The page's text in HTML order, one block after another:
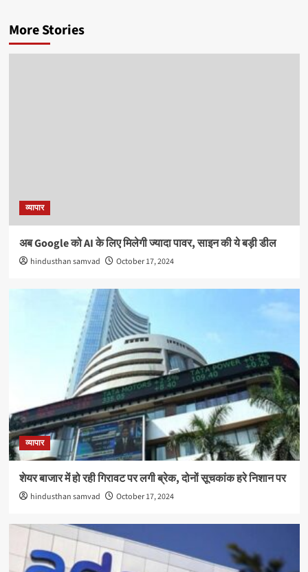
More Stories
व्यापार
अब Google को AI के लिए मिलेगी ज्यादा पावर, साइन की ये बड़ी डील
hindusthan samvad October 17, 2024
व्यापार
शेयर बाजार में हो रही गिरावट पर लगी ब्रेक, दोनों सूचकांक हरे निशान पर
hindusthan samvad October 17, 2024